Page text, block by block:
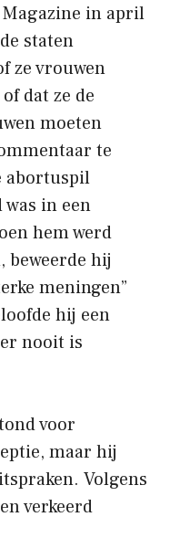
in april
staten
ze vrouwen
dat ze de
moeten
te
abortuspil
in een
hem werd
beweerde hij
meningen”
hij een
nooit is
voor
maar hij
Volgens
verkeerd